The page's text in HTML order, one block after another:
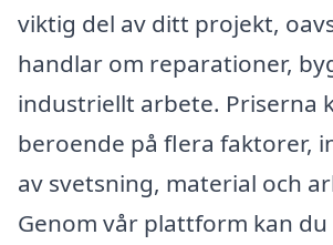
viktig del av ditt projekt,
handlar om reparationer,
industriellt arbete. Priserna
beroende på flera faktorer,
av svetsning, material och
Genom vår plattform kan